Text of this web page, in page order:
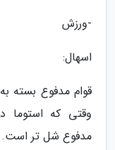
-ورزش
اسهال:
قوام مدفوع بسته
وقتی که استوما
مدفوع شل تر است.